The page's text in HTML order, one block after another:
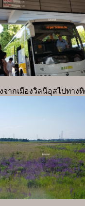
จากเมืองวิลนีอุสไปทาง